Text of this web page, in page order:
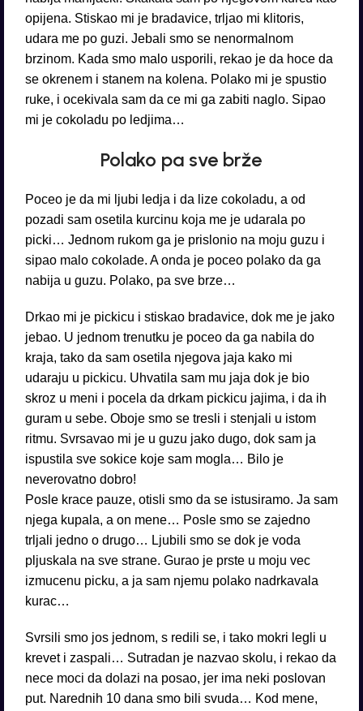
opijena. Stiskao mi je bradavice, trljao mi klitoris,
udara me po guzi. Jebali smo se nenormalnom
brzinom. Kada smo malo usporili, rekao je da hoce da
se okrenem i stanem na kolena. Polako mi je spustio
ruke, i ocekivala sam da ce mi ga zabiti naglo. Sipao
mi je cokoladu po ledjima…
Polako pa sve brže
Poceo je da mi ljubi ledja i da lize cokoladu, a od
pozadi sam osetila kurcinu koja me je udarala po
picki… Jednom rukom ga je prislonio na moju guzu i
sipao malo cokolade. A onda je poceo polako da ga
nabija u guzu. Polako, pa sve brze…
Drkao mi je pickicu i stiskao bradavice, dok me je jako
jebao. U jednom trenutku je poceo da ga nabila do
kraja, tako da sam osetila njegova jaja kako mi
udaraju u pickicu. Uhvatila sam mu jaja dok je bio
skroz u meni i pocela da drkam pickicu jajima, i da ih
guram u sebe. Oboje smo se tresli i stenjali u istom
ritmu. Svrsavao mi je u guzu jako dugo, dok sam ja
ispustila sve sokice koje sam mogla… Bilo je
neverovatno dobro!
Posle krace pauze, otisli smo da se istusiramo. Ja sam
njega kupala, a on mene… Posle smo se zajedno
trljali jedno o drugo… Ljubili smo se dok je voda
pljuskala na sve strane. Gurao je prste u moju vec
izmucenu picku, a ja sam njemu polako nadrkavala
kurac…
Svrsili smo jos jednom, s redili se, i tako mokri legli u
krevet i zaspali… Sutradan je nazvao skolu, i rekao da
nece moci da dolazi na posao, jer ima neki poslovan
put. Narednih 10 dana smo bili svuda… Kod mene,